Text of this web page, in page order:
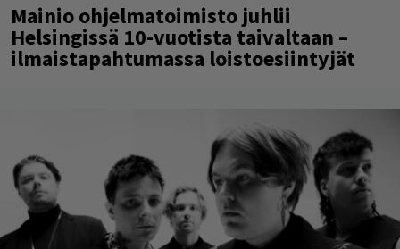
Mainio ohjelmatoimisto juhlii
Helsingissä 10-vuotista taivaltaan –
ilmaistapahtumassa loistoesiintyjät